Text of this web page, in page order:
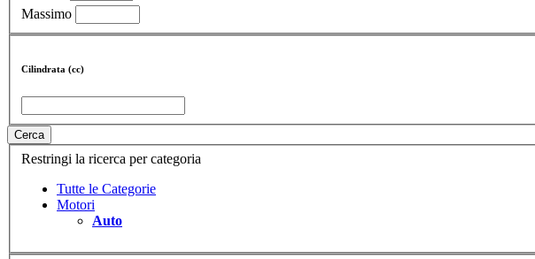
Massimo
Cilindrata (cc)
Cerca
Restringi la ricerca per categoria
Tutte le Categorie
Motori
Auto